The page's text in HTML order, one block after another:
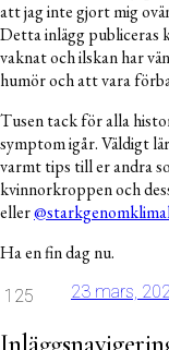
att jag inte gjort mig
Detta inlägg publiceras
vaknat och ilskan har
humör och att vara
Tusen tack för alla
symptom igår. Väldigt
varmt tips till er andra
kvinnorkroppen och
eller
Ha en fin dag nu.
125 23 mars,